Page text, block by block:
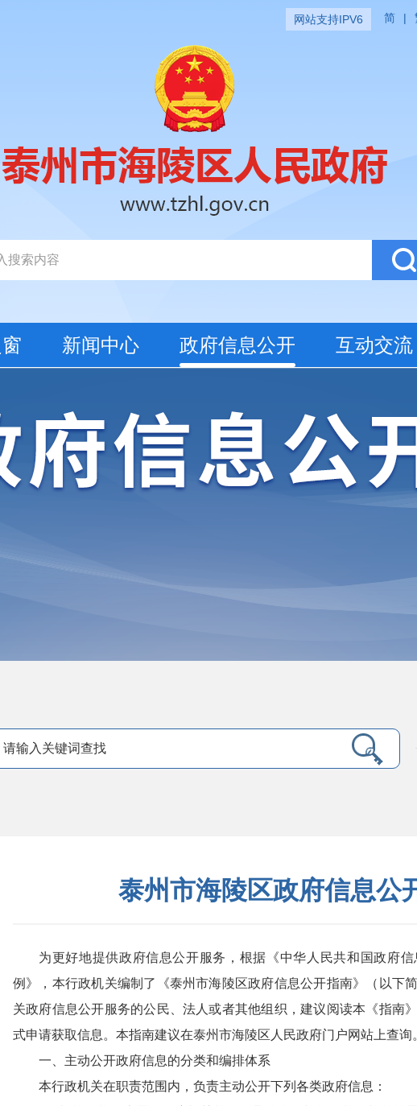
网站支持IPV6 简 |
新闻中心 政府信息公开 互动交流
泰州市海陵区政府信息公
为更好地提供政府信息公开服务，根据《中华人民共和国政府
例》，本行政机关编制了《泰州市海陵区政府信息公开指南》（以下
关政府信息公开服务的公民、法人或者其他组织，建议阅读本《指南
式申请获取信息。本指南建议在泰州市海陵区人民政府门户网站上查询
一、主动公开政府信息的分类和编排体系
本行政机关在职责范围内，负责主动公开下列各类政府信息：